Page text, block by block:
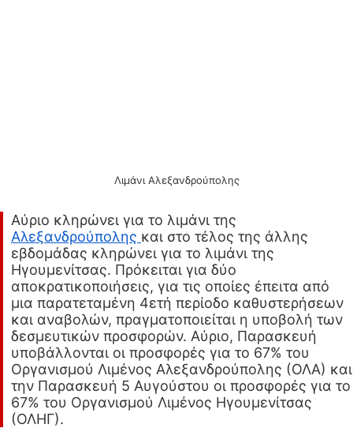
Λιμάνι Αλεξανδρούπολης
Αύριο κληρώνει για το λιμάνι της
Αλεξανδρούπολης και στο τέλος της άλλης
εβδομάδας κληρώνει για το λιμάνι της
Ηγουμενίτσας. Πρόκειται για δύο
αποκρατικοποιήσεις, για τις οποίες έπειτα από
μια παρατεταμένη 4ετή περίοδο καθυστερήσεων
και αναβολών, πραγματοποιείται η υποβολή των
δεσμευτικών προσφορών. Αύριο, Παρασκευή
υποβάλλονται οι προσφορές για το 67% του
Οργανισμού Λιμένος Αλεξανδρούπολης (ΟΛΑ) και
την Παρασκευή 5 Αυγούστου οι προσφορές για το
67% του Οργανισμού Λιμένος Ηγουμενίτσας
(ΟΛΗΓ).